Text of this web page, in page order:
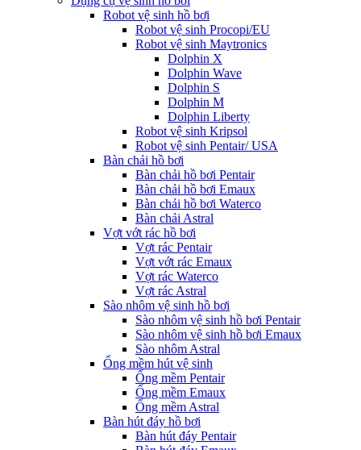
Robot vệ sinh hồ bơi
Robot vệ sinh Procopi/EU
Robot vệ sinh Maytronics
Dolphin X
Dolphin Wave
Dolphin S
Dolphin M
Dolphin Liberty
Robot vệ sinh Kripsol
Robot vệ sinh Pentair/ USA
Bàn chải hồ bơi
Bàn chải hồ bơi Pentair
Bàn chải hồ bơi Emaux
Bàn chải hồ bơi Waterco
Bàn chải Astral
Vợt vớt rác hồ bơi
Vợt rác Pentair
Vợt vớt rác Emaux
Vợt rác Waterco
Vợt rác Astral
Sào nhôm vệ sinh hồ bơi
Sào nhôm vệ sinh hồ bơi Pentair
Sào nhôm vệ sinh hồ bơi Emaux
Sào nhôm Astral
Ống mềm hút vệ sinh
Ống mềm Pentair
Ống mềm Emaux
Ống mềm Astral
Bàn hút đáy hồ bơi
Bàn hút đáy Pentair